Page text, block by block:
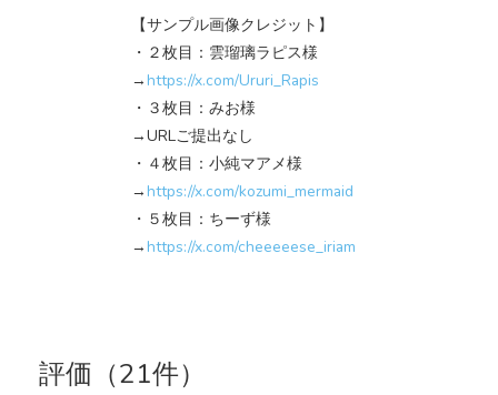
【サンプル画像クレジット】
・２枚目：雲瑠璃ラピス様
→https://x.com/Ururi_Rapis
・３枚目：みお様
→URLご提出なし
・４枚目：小純マアメ様
→https://x.com/kozumi_mermaid
・５枚目：ちーず様
→https://x.com/cheeeeese_iriam
評価（21件）